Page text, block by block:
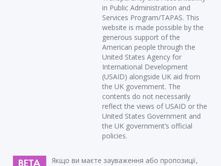
in Public Administration and
Services Program/TAPAS. This
website is made possible by the
generous support of the
American people through the
United States Agency for
International Development
(USAID) alongside UK aid from
the UK government. The
contents do not necessarily
reflect the views of USAID or the
United States Government and
the UK government’s official
policies.
Якщо ви маєте зауваження або пропозиції,